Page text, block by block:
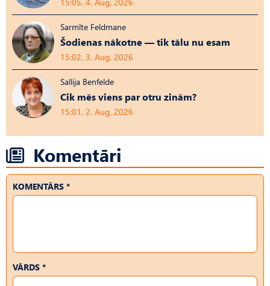
Sarmīte Feldmane
Šodienas nākotne — tik tālu nu esam
15:02, 3. Aug, 2026
Sallija Benfelde
Cik mēs viens par otru zinām?
15:01, 2. Aug, 2026
Komentāri
KOMENTĀRS *
VĀRDS *